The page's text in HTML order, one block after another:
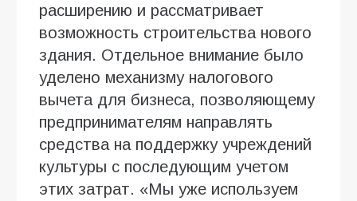
расширению и рассматривает
возможность строительства нового
здания. Отдельное внимание было
уделено механизму налогового
вычета для бизнеса, позволяющему
предпринимателям направлять
средства на поддержку учреждений
культуры с последующим учетом
этих затрат. «Мы уже используем